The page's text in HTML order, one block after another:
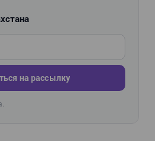
на рассылку